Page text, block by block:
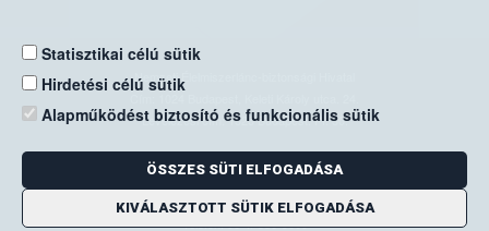
Statisztikai célú sütik
Hirdetési célú sütik
Alapműködést biztosító és funkcionális sütik
ÖSSZES SÜTI ELFOGADÁSA
KIVÁLASZTOTT SÜTIK ELFOGADÁSA
Nemzeti Élelmiszerlánc-biztonsági Hivatal
Levelezési cím: 1525 Budapest. Pf. 30.
E-mail:ugyfelszolgalat@nebih.gov.hu
Zöld szám: 06-80/263-244
Telefon: 06-1/ 336-9000